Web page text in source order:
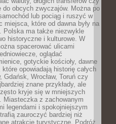
do obcych zwyczajów. Można po
lub pociąg i ruszyć w
miejsca, które od dawna były na
Polska ma także niezwykle
historyczne i kulturowe. W
spacerować ulicami
oglądać
gotyckie kościoły, dawne
które opowiadają historię całych
Gdańsk, Wrocław, Toruń czy
znane przykłady, ale
kryje się w mniejszych
Miasteczka z zachowanym
legendami i spokojniejszym
zauroczyć bardziej niż
atrakcje turystyczne. Podróż